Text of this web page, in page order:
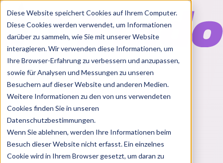
Diese Website speichert Cookies auf Ihrem Computer.
Diese Cookies werden verwendet, um Informationen
darüber zu sammeln, wie Sie mit unserer Website
interagieren. Wir verwenden diese Informationen, um
Ihre Browser-Erfahrung zu verbessern und anzupassen,
sowie für Analysen und Messungen zu unseren
Besuchern auf dieser Website und anderen Medien.
Weitere Informationen zu den von uns verwendeten
Cookies finden Sie in unseren
Datenschutzbestimmungen.
Wenn Sie ablehnen, werden Ihre Informationen beim
Besuch dieser Website nicht erfasst. Ein einzelnes
Cookie wird in Ihrem Browser gesetzt, um daran zu
Features
Solutions
BlogChartsRabatt CodesPakete
Login